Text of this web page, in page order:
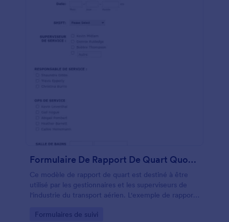
Formulaire De Rapport De Quart Quotidien
Ce modèle de rapport de quart est destiné à être
utilisé par les gestionnaires et les superviseurs de
l'industrie du transport aérien. L'exemple de rapport
sur le carrousel à bagages dans un aéroport. Le
Go to Category:
Formulaires de suivi